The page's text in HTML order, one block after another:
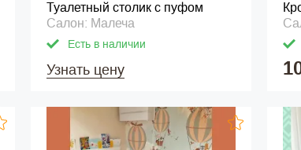
Туалетный столик с пуфом
Салон: Малеча
Есть в наличии
Узнать цену